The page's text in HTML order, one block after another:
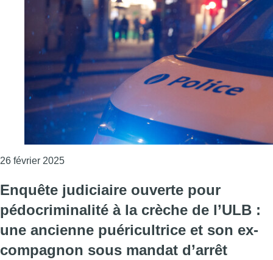
26 février 2025Consulter l'article "Anderlecht : la police a
Enquête judiciaire ouverte pour
pédocriminalité à la crèche de l’ULB :
une ancienne puéricultrice et son ex-
compagnon sous mandat d’arrêt